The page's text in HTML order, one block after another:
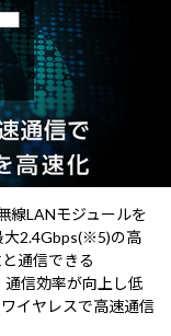
線LANモジュールを
大2.4Gbps(※5)の高
通信できる
信効率が向上し低
イヤレスで高速通信